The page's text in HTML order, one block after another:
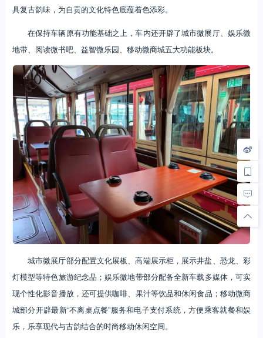
具复古韵味，为自贡的文化特色底蕴着色添彩。
在保持车辆原有功能基础之上，车内还开辟了城市微展厅、娱乐微
地带、阅读微书吧、益智微乐园、移动微商城五大功能板块。
城市微展厅部分配置文化展板、高端展示柜，展示井盐、恐龙、彩
灯模型等特色旅游纪念品；娱乐微地带部分配备全新车载多媒体，可实
现个性化影音播放，还可提供咖啡、果汁等饮品和休闲食品；移动微商
城部分开辟最新“不离桌点餐”服务和电子支付系统，方便乘客就餐和娱
乐，乐享现代与古韵结合的时尚移动休闲空间。